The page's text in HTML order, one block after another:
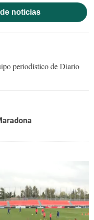
noticias
periodístico de Diario